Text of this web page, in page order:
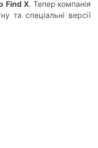
Find X. Тепер компанія
та спеціальні версії